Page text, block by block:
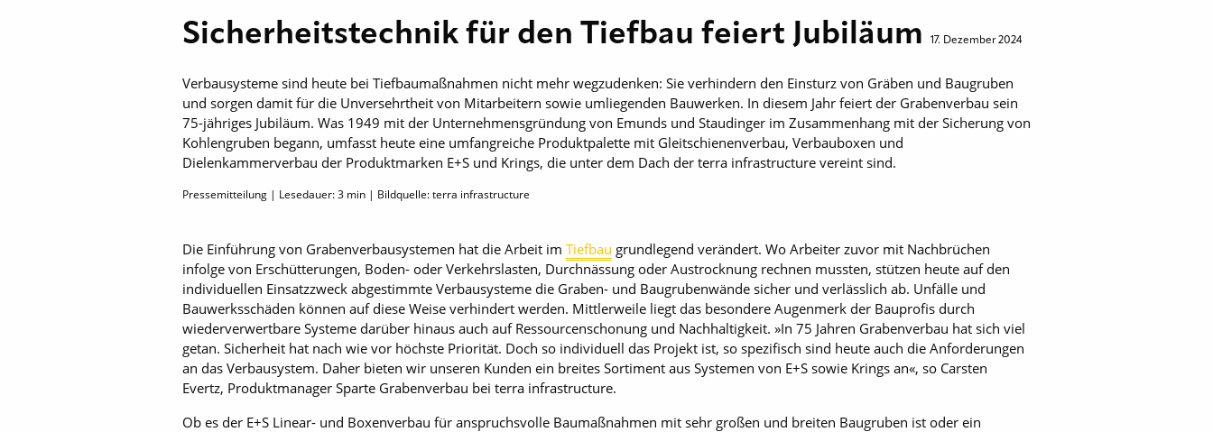
Sicherheitstechnik für den Tiefbau feiert Jubiläum 17. Dezember 2024
Verbausysteme sind heute bei Tiefbaumaßnahmen nicht mehr wegzudenken: Sie verhindern den Einsturz von Gräben und Baugruben
und sorgen damit für die Unversehrtheit von Mitarbeitern sowie umliegenden Bauwerken. In diesem Jahr feiert der Grabenverbau sein
75-jähriges Jubiläum. Was 1949 mit der Unternehmensgründung von Emunds und Staudinger im Zusammenhang mit der Sicherung von
Kohlengruben begann, umfasst heute eine umfangreiche Produktpalette mit Gleitschienenverbau, Verbauboxen und
Dielenkammerverbau der Produktmarken E+S und Krings, die unter dem Dach der terra infrastructure vereint sind.
Pressemitteilung | Lesedauer:3 min | Bildquelle: terra infrastructure
Die Einführung von Grabenverbausystemen hat die Arbeit im Tiefbau grundlegend verändert. Wo Arbeiter zuvor mit Nachbrüchen
infolge von Erschütterungen, Boden- oder Verkehrslasten, Durchnässung oder Austrocknung rechnen mussten, stützen heute auf den
individuellen Einsatzzweck abgestimmte Verbausysteme die Graben- und Baugrubenwände sicher und verlässlich ab. Unfälle und
Bauwerksschäden können auf diese Weise verhindert werden. Mittlerweile liegt das besondere Augenmerk der Bauprofis durch
wiederverwertbare Systeme darüber hinaus auch auf Ressourcenschonung und Nachhaltigkeit. »In 75 Jahren Grabenverbau hat sich viel
getan. Sicherheit hat nach wie vor höchste Priorität. Doch so individuell das Projekt ist, so spezifisch sind heute auch die Anforderungen
an das Verbausystem. Daher bieten wir unseren Kunden ein breites Sortiment aus Systemen von E+S sowie Krings an«, so Carsten
Evertz, Produktmanager Sparte Grabenverbau bei terra infrastructure.
Ob es der E+S Linear- und Boxenverbau für anspruchsvolle Baumaßnahmen mit sehr großen und breiten Baugruben ist oder ein